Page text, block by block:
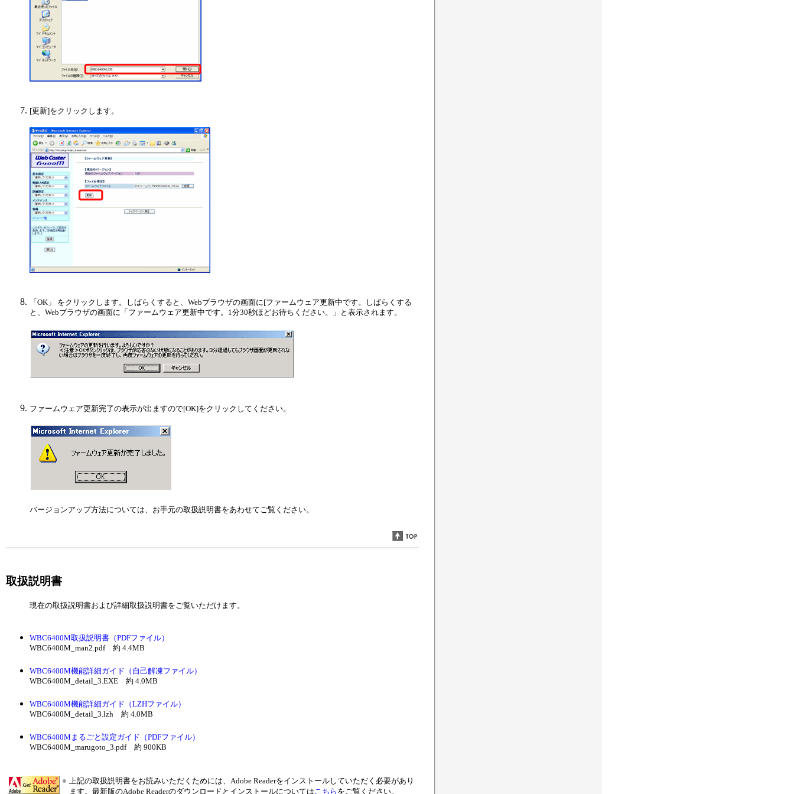
[更新]をクリックします。
「OK」 をクリックします。しばらくすると、Webブラウザの画面に[ファームウェア更新中です。しばらくする
と、Webブラウザの画面に「ファームウェア更新中です。1分30秒ほどお待ちください。」と表示されます。
ファームウェア更新完了の表示が出ますので[OK]をクリックしてください。
バージョンアップ方法については、お手元の取扱説明書をあわせてご覧ください。
取扱説明書
現在の取扱説明書および詳細取扱説明書をご覧いただけます。
WBC6400M取扱説明書（PDFファイル）
WBC6400M_man2.pdf 約 4.4MB
WBC6400M機能詳細ガイド（自己解凍ファイル）
WBC6400M_detail_3.EXE 約 4.0MB
WBC6400M機能詳細ガイド（LZHファイル）
WBC6400M_detail_3.lzh 約 4.0MB
WBC6400Mまるごと設定ガイド（PDFファイル）
WBC6400M_marugoto_3.pdf 約 900KB
●
上記の取扱説明書をお読みいただくためには、Adobe Readerをインストールしていただく必要があり
ます。最新版のAdobe Readerのダウンロードとインストールについては こちら をご覧ください。